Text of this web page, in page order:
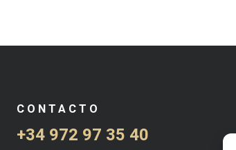
CONTACTO
+34 972 97 35 40